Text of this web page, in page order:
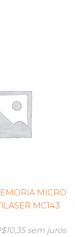
MICRO
MC143
10,35sem juros